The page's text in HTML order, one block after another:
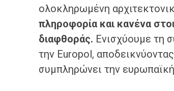
ολοκληρωμένη
πληροφορία και κανένα
διαφθοράς. Ενισχύουμε τη
την Europol,
συμπληρώνει την